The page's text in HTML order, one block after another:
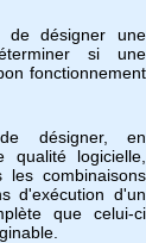
de désigner une
si une
fonctionnement
désigner, en
qualité logicielle,
combinaisons
d'exécution d'un
que celui-ci